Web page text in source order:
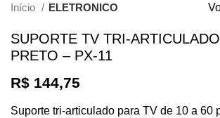
Início ELETRONICO
SUPORTE TV TRI-
PRETO – PX-11
R$ 144,75
Suporte tri-articulado para TV de 10 a 60